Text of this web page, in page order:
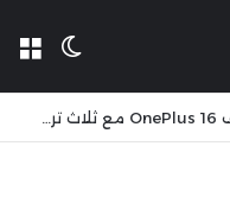
شركة OnePlus تشوق رسميا لهاتف OnePlus 16 مع ثلاث ترقيات تركز على الأداء